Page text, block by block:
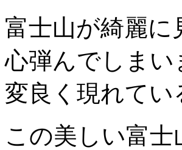
富士山が綺麗に
心弾んでしま
変良く現れて
この美しい富